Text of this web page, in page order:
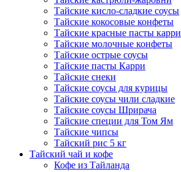
Тайские кисло-сладкие соусы
Тайские кокосовые конфеты
Тайские красные пасты карри
Тайские молочные конфеты
Тайские острые соусы
Тайские пасты Карри
Тайские снеки
Тайские соусы для курицы
Тайские соусы чили сладкие
Тайские соусы Шрирача
Тайские специи для Том Ям
Тайские чипсы
Тайский рис 5 кг
Тайский чай и кофе
Кофе из Тайланда